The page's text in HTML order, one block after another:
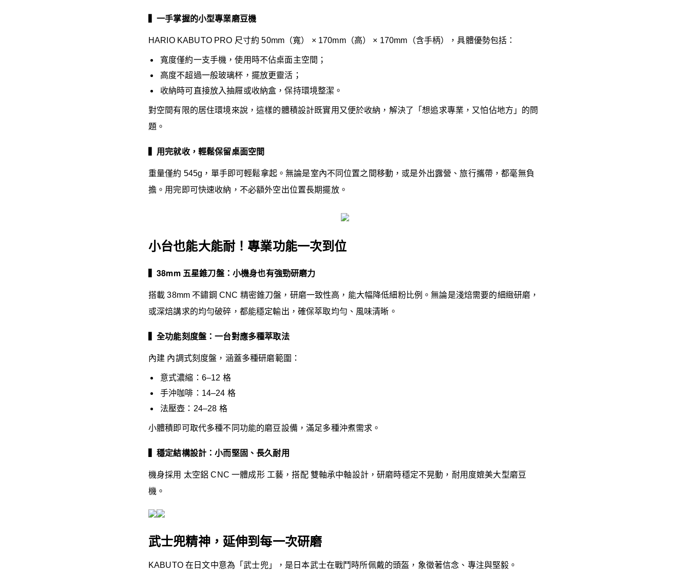
▍一手掌握的小型專業磨豆機
HARIO KABUTO PRO 尺寸約 50mm（寬） × 170mm（高） × 170mm（含手柄），具體優勢包括：
寬度僅約一支手機，使用時不佔桌面主空間；
高度不超過一般玻璃杯，擺放更靈活；
收納時可直接放入抽屜或收納盒，保持環境整潔。
對空間有限的居住環境來說，這樣的體積設計既實用又便於收納，解決了「想追求專業，又怕佔地方」的問
題。
▍用完就收，輕鬆保留桌面空間
重量僅約 545g，單手即可輕鬆拿起。無論是室內不同位置之間移動，或是外出露營、旅行攜帶，都毫無負
擔。用完即可快速收納，不必額外空出位置長期擺放。
小台也能大能耐！專業功能一次到位
▍38mm 五星錐刀盤：小機身也有強勁研磨力
搭載 38mm 不鏽鋼 CNC 精密錐刀盤，研磨一致性高，能大幅降低細粉比例。無論是淺焙需要的細緻研磨，
或深焙講求的均勻破碎，都能穩定輸出，確保萃取均勻、風味清晰。
▍全功能刻度盤：一台對應多種萃取法
內建 內調式刻度盤，涵蓋多種研磨範圍：
意式濃縮：6–12 格
手沖咖啡：14–24 格
法壓壺：24–28 格
小體積即可取代多種不同功能的磨豆設備，滿足多種沖煮需求。
▍穩定結構設計：小而堅固、長久耐用
機身採用 太空鋁 CNC 一體成形 工藝，搭配 雙軸承中軸設計，研磨時穩定不晃動，耐用度媲美大型磨豆
機。
武士兜精神，延伸到每一次研磨
KABUTO 在日文中意為「武士兜」，是日本武士在戰鬥時所佩戴的頭盔，象徵著信念、專注與堅毅。